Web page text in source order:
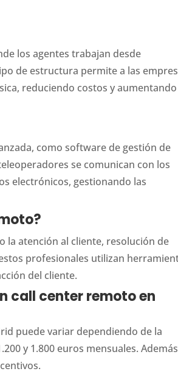
los agentes trabajan desde
de estructura permite a las
reduciendo costos y aumentando
como software de gestión de
se comunican con los
electrónicos, gestionando las
la atención al cliente, resolución de
profesionales utilizan
del cliente.
call center remoto en
puede variar dependiendo de la
y 1.800 euros mensuales.